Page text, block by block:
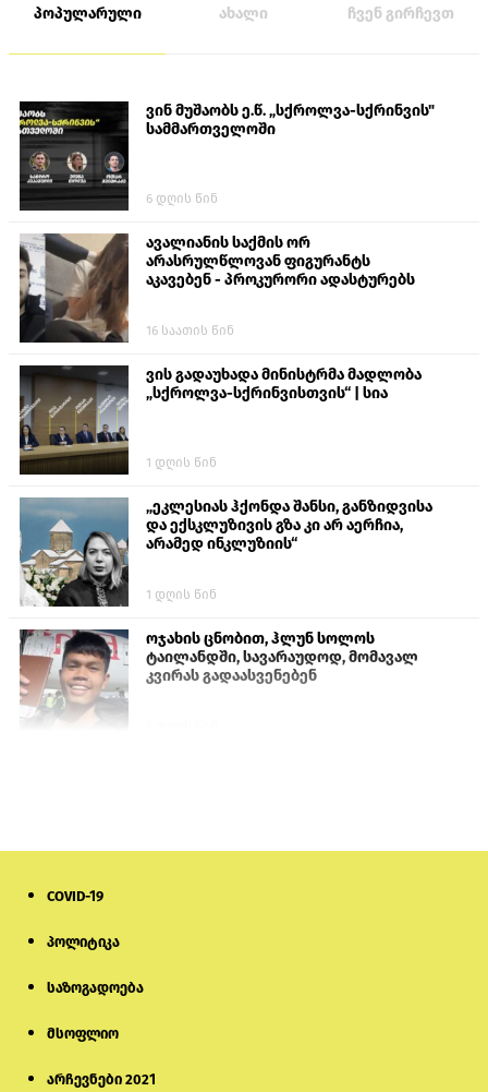
პოპულარული ახალი ჩვენ გირჩევთ
ვინ მუშაობს ე.წ. „სქროლვა-სქრინვის"
სამმართველოში
6 დღის წინ
ავალიანის საქმის ორ
არასრულწლოვან ფიგურანტს
აკავებენ - პროკურორი ადასტურებს
16 საათის წინ
ვის გადაუხადა მინისტრმა მადლობა
„სქროლვა-სქრინვისთვის“ | სია
1 დღის წინ
„ეკლესიას ჰქონდა შანსი, განზიდვისა
და ექსკლუზივის გზა კი არ აერჩია,
არამედ ინკლუზიის“
1 დღის წინ
ოჯახის ცნობით, ჰლუნ სოლოს
ტაილანდში, სავარაუდოდ, მომავალ
კვირას გადაასვენებენ
დაფინანსება აღარ ექნება
COVID-19
პოლიტიკა
საზოგადოება
მსოფლიო
არჩევნები 2021